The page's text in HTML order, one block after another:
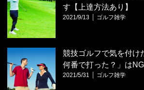
す【上達方法あり】
2021/9/13 ゴルフ雑学
競技ゴルフで気を付け
何番で打った？」はNG
2021/5/31 ゴルフ雑学